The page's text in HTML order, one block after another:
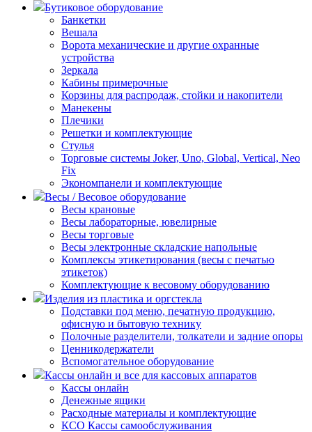
Бутиковое оборудование
Банкетки
Вешала
Ворота механические и другие охранные
устройства
Зеркала
Кабины примерочные
Корзины для распродаж, стойки и накопители
Манекены
Плечики
Решетки и комплектующие
Стулья
Торговые системы Joker, Uno, Global, Vertical, Neo
Fix
Экономпанели и комплектующие
Весы / Весовое оборудование
Весы крановые
Весы лабораторные, ювелирные
Весы торговые
Весы электронные складские напольные
Комплексы этикетирования (весы с печатью
этикеток)
Комплектующие к весовому оборудованию
Изделия из пластика и оргстекла
Подставки под меню, печатную продукцию,
офисную и бытовую технику
Полочные разделители, толкатели и задние опоры
Ценникодержатели
Вспомогательное оборудование
Кассы онлайн и все для кассовых аппаратов
Кассы онлайн
Денежные ящики
Расходные материалы и комплектующие
КСО Кассы самообслуживания